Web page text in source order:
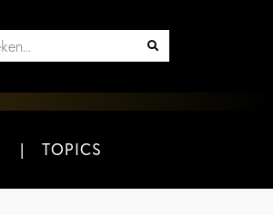
TOPICS